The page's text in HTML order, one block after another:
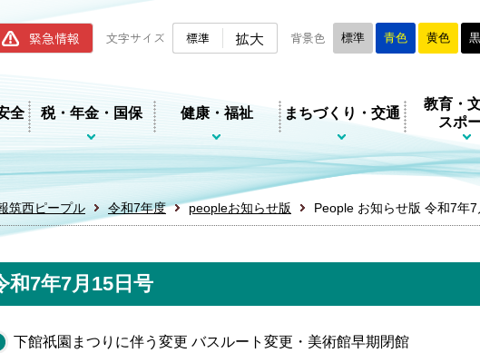
西市ホームページ
緊急情報 文字サイズ 標準 拡大 背景色 標準 青色 黄色
全 税・年金・国保 健康・福祉 まちづくり・交通
教育・
スポ
筑西ピープル 令和7年度 peopleお知らせ版 People お知らせ版 令和7年
和7年7月15日号
下館祇園まつりに伴う変更 バスルート変更・美術館早期閉館